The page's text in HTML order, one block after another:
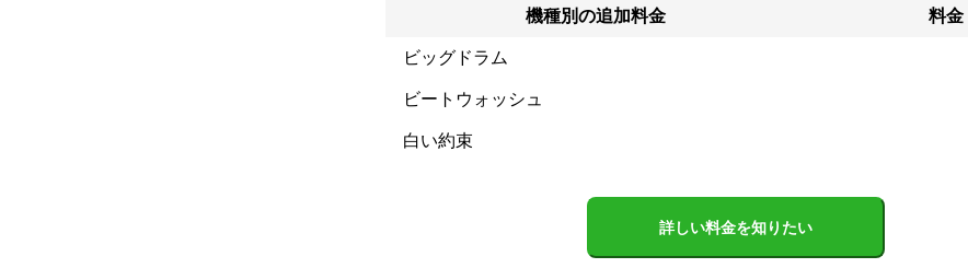
これまでの実績
個人のお客様にエアコンクリーニング、ハウスクリーニングを施工しました。
NPO法人日本ハウスクリーニング協会会員、
認定ハウスクリーニング士
以前にサービス業を行っていた事もあり、一人一人のお客様に丁寧に誠心誠意ご対応
機種別の追加料金
料金
ビッグドラム
ビートウォッシュ
白い約束
詳しい料金を知りたい